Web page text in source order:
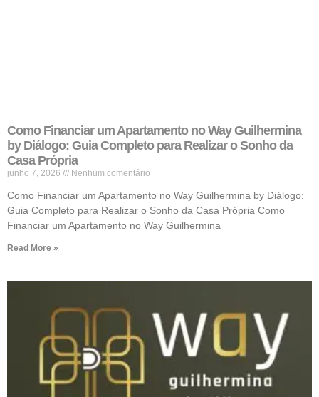
Como Financiar um Apartamento no Way Guilhermina
by Diálogo: Guia Completo para Realizar o Sonho da
Casa Própria
junho 7, 2026 Nenhum comentário
Como Financiar um Apartamento no Way Guilhermina by Diálogo:
Guia Completo para Realizar o Sonho da Casa Própria Como
Financiar um Apartamento no Way Guilhermina
Read More »